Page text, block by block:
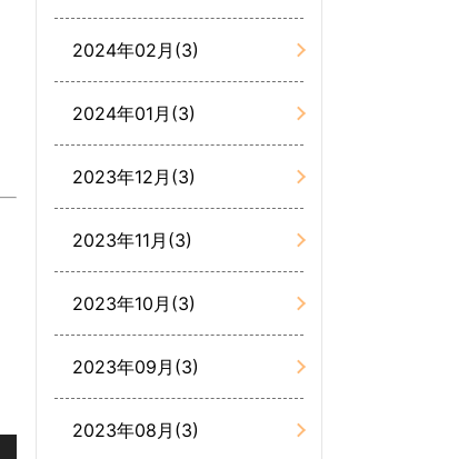
2024年02月(3)
2024年01月(3)
2023年12月(3)
2023年11月(3)
2023年10月(3)
2023年09月(3)
2023年08月(3)